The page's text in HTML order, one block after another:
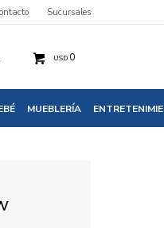
MUEBLERÍA
USD 0
Sucursales